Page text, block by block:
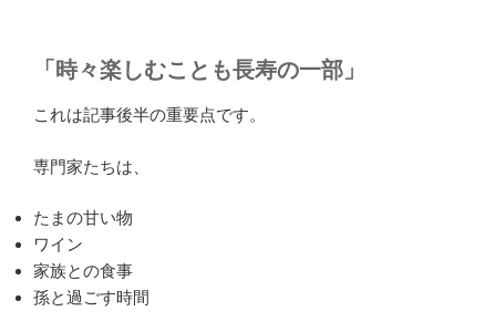
「時々楽しむことも長寿の一部」
これは記事後半の重要点です。
専門家たちは、
たまの甘い物
ワイン
家族との食事
孫と過ごす時間